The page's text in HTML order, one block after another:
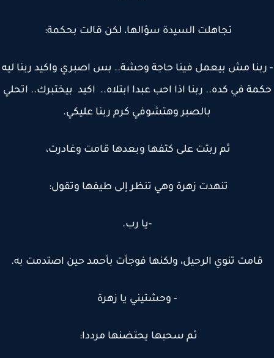
تجاهلت السيدة سؤالها، لكن قالت بحكمة:
مش بيعمل فينا حاجة وحشة.. بس اصبري واكيد ربنا ليه
في كده.. ربنا اذا احب عبدا ابتلاه.. اكيد بيختبرك.. اتحلي
بالصبر وهتشوفي كرم ربنا عليكي.
ثم ربتت على كتفها وبعدها ‏قامت وغادرت،
تنهدت زهرة وهي تنظر إلى طيفها وتقول:
-يا رب.
قامت تنوي الرحيل، ولكنها فوجأت بأحمد حين اصتدمت به.
- وحشتيني يا زهرة
ثم سحبها يحتضنها مرددا: